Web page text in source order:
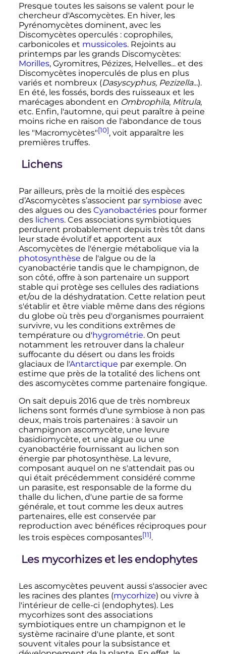
Presque toutes les saisons se valent pour le
chercheur d'Ascomycètes. En hiver, les
Pyrénomycètes dominent, avec les
Discomycètes operculés : coprophiles,
carbonicoles et mussicoles. Rejoints au
printemps par les grands Discomycètes:
Morilles, Gyromitres, Pézizes, Helvelles... et des
Discomycètes inoperculés de plus en plus
variés et nombreux (Dasyscyphus, Pezizella...).
En été, les fossés, bords des ruisseaux et les
marécages abondent en Ombrophila, Mitrula,
etc. Enfin, l'automne, qui peut paraître à peine
moins riche en raison de l'abondance de tous
les "Macromycètes"[10], voit apparaître les
premières truffes.
Lichens
Par ailleurs, près de la moitié des espèces
d’Ascomycètes s’associent par symbiose avec
des algues ou des Cyanobactériespour former
des lichens. Ces associations symbiotiques
perdurent probablement depuis très tôt dans
leur stade évolutif et apportent aux
Ascomycètes de l'énergie métabolique via la
photosynthèse de l'algue ou de la
cyanobactérie tandis que le champignon, de
son côté, offre à son partenaire un support
stable qui protège ses cellules des radiations
et/ou de la déshydratation. Cette relation peut
s'établir et être viable même dans des régions
du globe où très peu d'organismes pourraient
survivre, vu les conditions extrêmes de
température ou d'hygrométrie. On peut
notamment les retrouver dans la chaleur
suffocante du désert ou dans les froids
glaciaux de l'Antarctique par exemple. On
estime que près de la totalité des lichens ont
des ascomycètes comme partenaire fongique.
On sait depuis 2016 que de très nombreux
lichens sont formés d'une symbiose à non pas
deux, mais trois partenaires : à savoir un
champignon ascomycète, une levure
basidiomycète, et une algue ou une
cyanobactérie fournissant au lichen son
énergie par photosynthèse. La levure,
composant auquel on ne s'attendait pas ou
qui était précédemment considéré comme
un parasite, est responsable de la forme du
thalle du lichen, d'une partie de sa forme
générale, et tout comme les deux autres
partenaires, elle est conservée par
reproduction avec bénéfices réciproques pour
les trois espèces composantes[11].
Les mycorhizes et les endophytes
Les ascomycètes peuvent aussi s'associer avec
les racines des plantes (mycorhize) ou vivre à
l'intérieur de celle-ci (endophytes). Les
mycorhizes sont des associations
symbiotiques entre un champignon et le
système racinaire d'une plante, et sont
souvent vitales pour la subsistance et